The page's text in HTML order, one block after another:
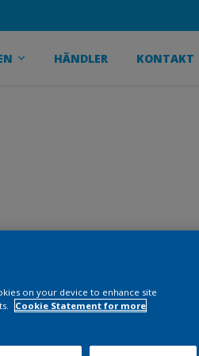
HÄNDLER KONTAKT
on your device to enhance site
Cookie Statement for more